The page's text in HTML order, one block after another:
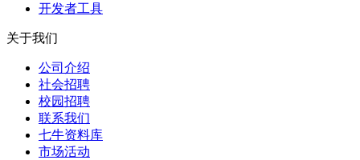
开发者工具
关于我们
公司介绍
社会招聘
校园招聘
联系我们
七牛资料库
市场活动